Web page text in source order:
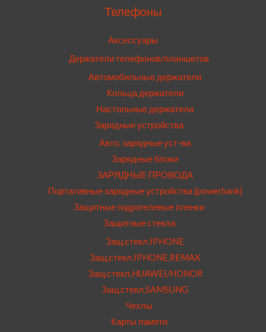
Телефоны
Аксессуары
Держатели телефонов/планшетов
Автомобильные держатели
Кольца держатели
Настольные держатели
Зарядные устройства
Авто. зарядные уст-ва
Зарядные блоки
ЗАРЯДНЫЕ ПРОВОДА
Портативные зарядные устройства (powerbank)
Защитные гидрогелевые пленки
Защитные стекла
Защ.стекл.IPHONE
Защ.стекл.IPHONE.REMAX
Защ.стекл.HUAWEI/HONOR
Защ.стекл.SAMSUNG
Чехлы
Карты памяти